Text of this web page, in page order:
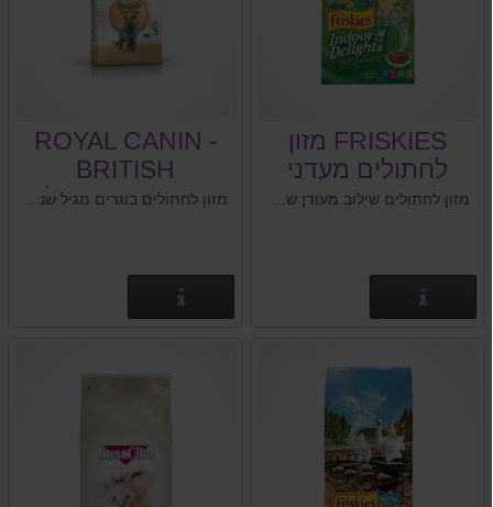
FRISKIES מזון
לחתולים מעדני
הבית
מזון לחתולים שילוב מעודן של ארבעה מקורות חלבון מן החי :עוף,בקר,הודו וגבינה עם ירק גינה. מותאם במיוחד לחתול החי בבית עם רמת פעילות נמוכה יותר והתלקקות עצמית מוגברת.
ROYAL CANIN -
BRITISH
shorthair רויאל מזון לחתולים בוגרים מגיל שנה ומעלה מיועד לחתולים מגזע בריטי שיער קצר